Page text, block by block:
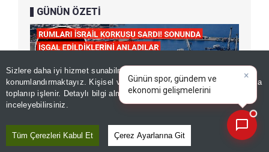
Sizlere daha iyi hizmet sunabilmek adına sitemizde
konumlandırmaktayız. Kişisel verileriniz, KVKK ve GDPR kapsamında
toplanıp işlenir. Detaylı bilgi almak içinAydınlatma Metnimizi
inceleyebilirsiniz.
Tüm Çerezleri Kabul Et Çerez Ayarlarına Git
GÜNÜN ÖZETİ
×
Günün spor, gündem ve
ekonomi gelişmelerini analiz
edin!|